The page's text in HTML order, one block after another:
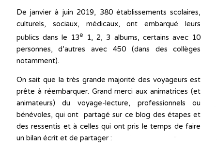
De janvier à juin 2019, 380 établissements scolaires,
culturels, sociaux, médicaux, ont embarqué leurs
publics dans le 13e
1, 2, 3 albums, certains avec 10
personnes, d’autres avec 450 (dans des collèges
notamment).
On sait que la très grande majorité des voyageurs est
prête à réembarquer. Grand merci aux animatrices (et
animateurs) du voyage-lecture, professionnels ou
bénévoles, qui ont partagé sur ce blog des étapes et
des ressentis et à celles qui ont pris le temps de faire
un bilan écrit et de partager :